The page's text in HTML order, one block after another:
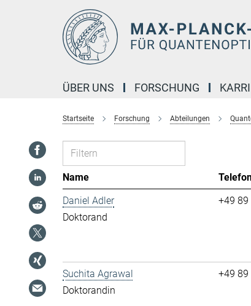
ÜBER UNS FORSCHUNG
Startseite Forschung Abteilungen
Name
Daniel Adler
Doktorand
+49 89
Suchita Agrawal
Doktorandin
+49 89